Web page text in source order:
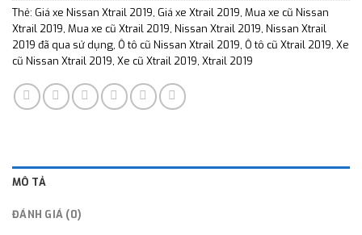
Thẻ: Giá xe Nissan Xtrail 2019, Giá xe Xtrail 2019, Mua xe cũ Nissan
Xtrail 2019, Mua xe cũ Xtrail 2019, Nissan Xtrail 2019, Nissan Xtrail
2019 đã qua sử dụng, Ô tô cũ Nissan Xtrail 2019, Ô tô cũ Xtrail 2019, Xe
cũ Nissan Xtrail 2019, Xe cũ Xtrail 2019, Xtrail 2019
MÔ TẢ
ĐÁNH GIÁ (0)